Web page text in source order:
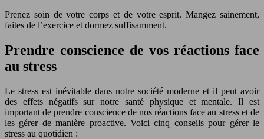
Prenez soin de votre corps et de votre esprit. Mangez sainement,
faites de l’exercice et dormez suffisamment.
Prendre conscience de vos réactions face
au stress
Le stress est inévitable dans notre société moderne et il peut avoir
des effets négatifs sur notre santé physique et mentale. Il est
important de prendre conscience de nos réactions face au stress et de
les gérer de manière proactive. Voici cinq conseils pour gérer le
stress au quotidien :